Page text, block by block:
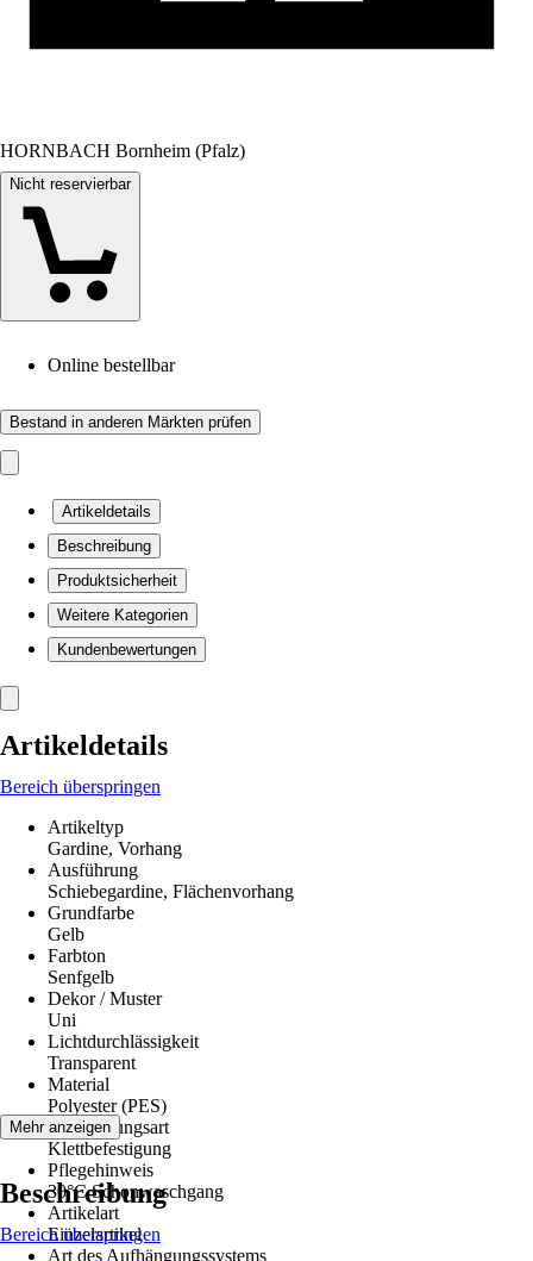
HORNBACH Bornheim (Pfalz)
Nicht reservierbar
Online bestellbar
Bestand in anderen Märkten prüfen
Artikeldetails
Beschreibung
Produktsicherheit
Weitere Kategorien
Kundenbewertungen
Artikeldetails
Bereich überspringen
Artikeltyp
Gardine, Vorhang
Ausführung
Schiebegardine, Flächenvorhang
Grundfarbe
Gelb
Farbton
Senfgelb
Dekor / Muster
Uni
Lichtdurchlässigkeit
Transparent
Material
Polyester (PES)
Aufhängungsart
Klettbefestigung
Pflegehinweis
30°C Schonwaschgang
Artikelart
Einzelartikel
Art des Aufhängungssystems
Mehr anzeigen
Beschreibung
Bereich überspringen